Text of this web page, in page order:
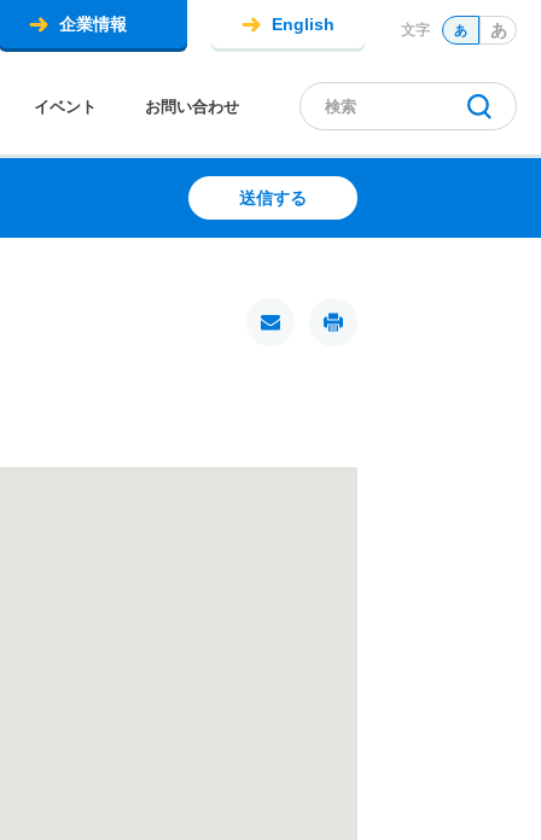
イベント お問い合わせ
企業情報 English 文字 あ あ
送信する